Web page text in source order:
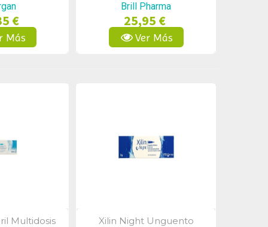
€
Más
Brill Pharma
25,95 €
Ver Más
Rápida
Multidosis
Vista Rápida
Xilin Night Unguento